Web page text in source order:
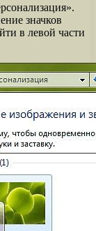
значков
в левой части